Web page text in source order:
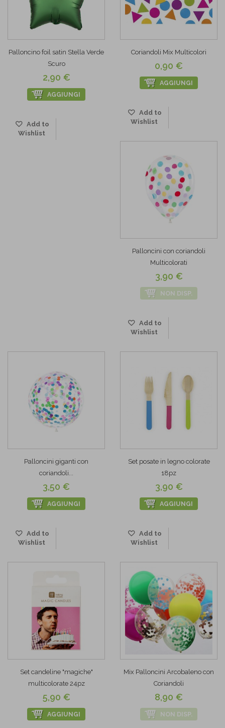
Palloncino foil satin Stella Verde
Scuro
2,90 €
AGGIUNGI
Add to
Wishlist
Coriandoli Mix Multicolori
0,90 €
AGGIUNGI
Add to
Wishlist
Palloncini con coriandoli
Multicolorati
3,90 €
NON DISP.
Add to
Wishlist
Palloncini giganti con
coriandoli...
3,50 €
AGGIUNGI
Add to
Wishlist
Set posate in legno colorate
18pz
3,90 €
AGGIUNGI
Add to
Wishlist
Set candeline "magiche"
multicolorate 24pz
5,90 €
AGGIUNGI
Mix Palloncini Arcobaleno con
Coriandoli
8,90 €
NON DISP.